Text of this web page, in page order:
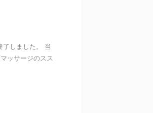
了しました。 当
ッサージのスス